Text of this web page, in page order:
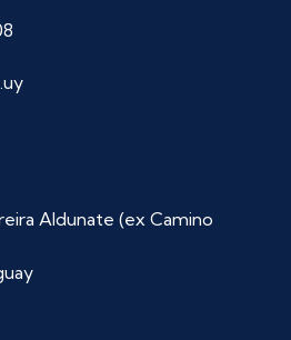
Aldunate (ex Camino